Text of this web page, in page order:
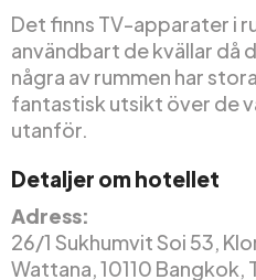
Det finns TV-apparater i
användbart de kvällar då
några av rummen har
fantastisk utsikt över de
utanför.
Detaljer om hotellet
Adress:
26/1 Sukhumvit Soi 53,
Wattana, 10110 Bangkok,